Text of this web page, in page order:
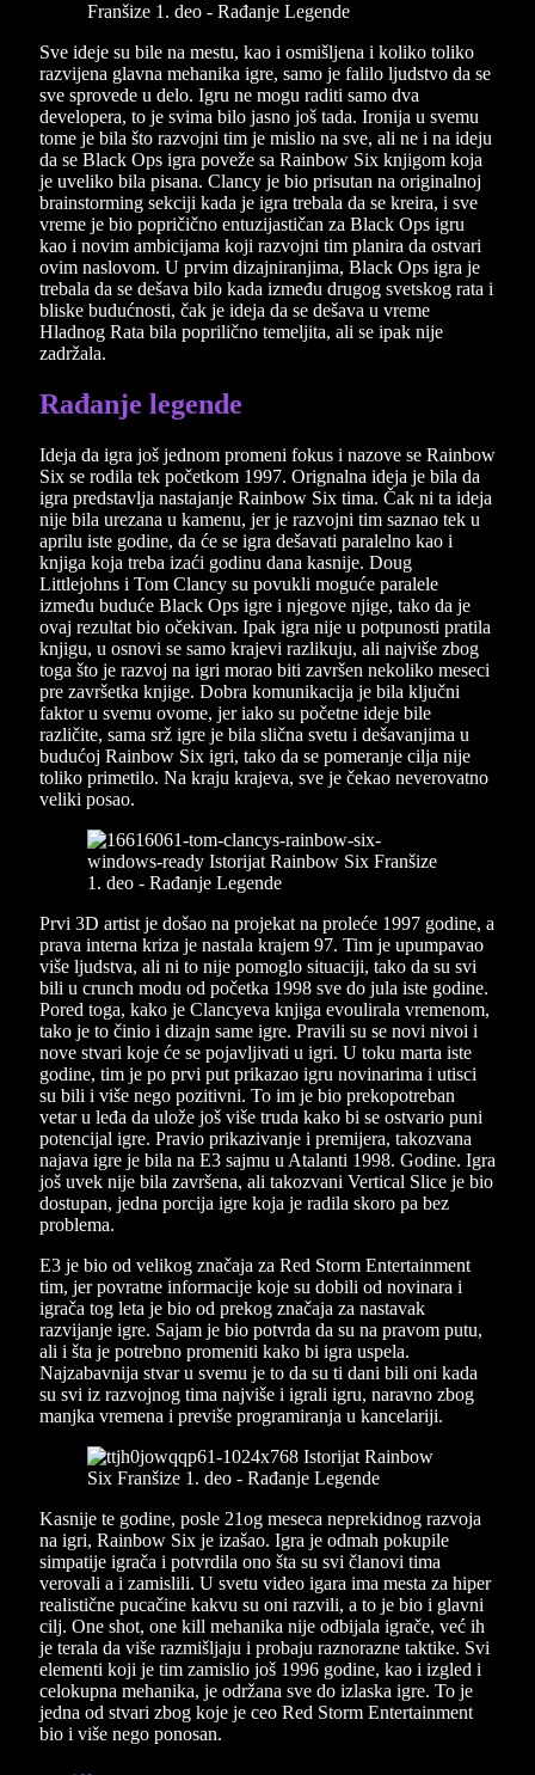
Sve ideje su bile na mestu, kao i osmišljena i koliko toliko
razvijena glavna mehanika igre, samo je falilo ljudstvo da se
sve sprovede u delo. Igru ne mogu raditi samo dva
developera, to je svima bilo jasno još tada. Ironija u svemu
tome je bila što razvojni tim je mislio na sve, ali ne i na ideju
da se Black Ops igra poveže sa Rainbow Six knjigom koja
je uveliko bila pisana. Clancy je bio prisutan na originalnoj
brainstorming sekciji kada je igra trebala da se kreira, i sve
vreme je bio popričično entuzijastičan za Black Ops igru
kao i novim ambicijama koji razvojni tim planira da ostvari
ovim naslovom. U prvim dizajniranjima, Black Ops igra je
trebala da se dešava bilo kada između drugog svetskog rata i
bliske budućnosti, čak je ideja da se dešava u vreme
Hladnog Rata bila poprilično temeljita, ali se ipak nije
zadržala.
Rađanje legende
Ideja da igra još jednom promeni fokus i nazove se Rainbow
Six se rodila tek početkom 1997. Orignalna ideja je bila da
igra predstavlja nastajanje Rainbow Six tima. Čak ni ta ideja
nije bila urezana u kamenu, jer je razvojni tim saznao tek u
aprilu iste godine, da će se igra dešavati paralelno kao i
knjiga koja treba izaći godinu dana kasnije. Doug
Littlejohns i Tom Clancy su povukli moguće paralele
između buduće Black Ops igre i njegove njige, tako da je
ovaj rezultat bio očekivan. Ipak igra nije u potpunosti pratila
knjigu, u osnovi se samo krajevi razlikuju, ali najviše zbog
toga što je razvoj na igri morao biti završen nekoliko meseci
pre završetka knjige. Dobra komunikacija je bila ključni
faktor u svemu ovome, jer iako su početne ideje bile
različite, sama srž igre je bila slična svetu i dešavanjima u
budućoj Rainbow Six igri, tako da se pomeranje cilja nije
toliko primetilo. Na kraju krajeva, sve je čekao neverovatno
veliki posao.
Prvi 3D artist je došao na projekat na proleće 1997 godine, a
prava interna kriza je nastala krajem 97. Tim je upumpavao
više ljudstva, ali ni to nije pomoglo situaciji, tako da su svi
bili u crunch modu od početka 1998 sve do jula iste godine.
Pored toga, kako je Clancyeva knjiga evoulirala vremenom,
tako je to činio i dizajn same igre. Pravili su se novi nivoi i
nove stvari koje će se pojavljivati u igri. U toku marta iste
godine, tim je po prvi put prikazao igru novinarima i utisci
su bili i više nego pozitivni. To im je bio prekopotreban
vetar u leđa da ulože još više truda kako bi se ostvario puni
potencijal igre. Pravio prikazivanje i premijera, takozvana
najava igre je bila na E3 sajmu u Atalanti 1998. Godine. Igra
još uvek nije bila završena, ali takozvani Vertical Slice je bio
dostupan, jedna porcija igre koja je radila skoro pa bez
problema.
E3 je bio od velikog značaja za Red Storm Entertainment
tim, jer povratne informacije koje su dobili od novinara i
igrača tog leta je bio od prekog značaja za nastavak
razvijanje igre. Sajam je bio potvrda da su na pravom putu,
ali i šta je potrebno promeniti kako bi igra uspela.
Najzabavnija stvar u svemu je to da su ti dani bili oni kada
su svi iz razvojnog tima najviše i igrali igru, naravno zbog
manjka vremena i previše programiranja u kancelariji.
Kasnije te godine, posle 21og meseca neprekidnog razvoja
na igri, Rainbow Six je izašao. Igra je odmah pokupile
simpatije igrača i potvrdila ono šta su svi članovi tima
verovali a i zamislili. U svetu video igara ima mesta za hiper
realistične pucačine kakvu su oni razvili, a to je bio i glavni
cilj. One shot, one kill mehanika nije odbijala igrače, već ih
je terala da više razmišljaju i probaju raznorazne taktike. Svi
elementi koji je tim zamislio još 1996 godine, kao i izgled i
celokupna mehanika, je održana sve do izlaska igre. To je
jedna od stvari zbog koje je ceo Red Storm Entertainment
bio i više nego ponosan.